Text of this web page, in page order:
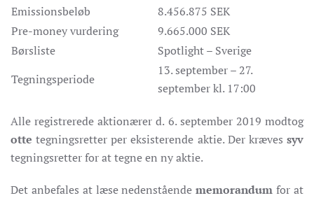
Emissionsbeløb
8.456.875 SEK
Pre-money vurdering
9.665.000 SEK
Børsliste
Spotlight – Sverige
Tegningsperiode
13. september – 27.
september kl. 17:00
Alle registrerede aktionærer d. 6. september 2019 modtog
ottetegningsretter per eksisterende aktie. Der krævessyv
tegningsretter for at tegne en ny aktie.
Det anbefales at læse nedenståendememorandumfor at